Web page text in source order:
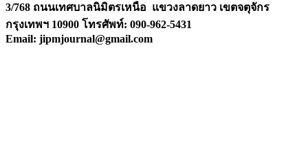
3/768 ถนนเทศบาลนิมิตรเหนือ แขวงลาดยาว เขตจตุจักร
กรุงเทพฯ 10900 โทรศัพท์: 090-962-5431
Email: jipmjournal@gmail.com